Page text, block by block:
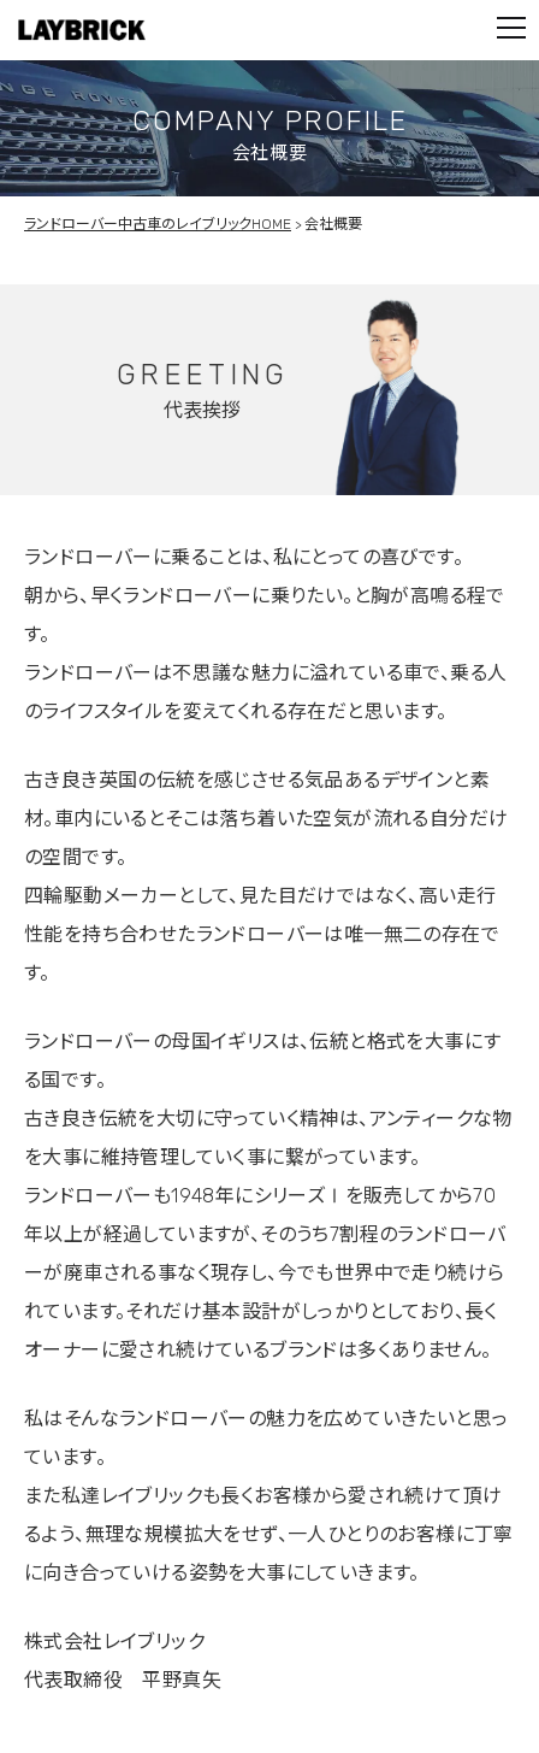
PARTS
CONTACT
PRIVACY POLICY
COMPANY PROFILE
会社概要
ランドローバー中古車のレイブリックHOME 会社概要
GREETING
代表挨拶
ランドローバーに乗ることは、私にとっての喜びです。
朝から、早くランドローバーに乗りたい。と胸が高鳴る程で
す。
ランドローバーは不思議な魅力に溢れている車で、乗る人
のライフスタイルを変えてくれる存在だと思います。
古き良き英国の伝統を感じさせる気品あるデザインと素
材。車内にいるとそこは落ち着いた空気が流れる自分だけ
の空間です。
四輪駆動メーカーとして、見た目だけではなく、高い走行
性能を持ち合わせたランドローバーは唯一無二の存在で
す。
ランドローバーの母国イギリスは、伝統と格式を大事にす
る国です。
古き良き伝統を大切に守っていく精神は、アンティークな物
を大事に維持管理していく事に繋がっています。
ランドローバーも1948年にシリーズⅠを販売してから70
年以上が経過していますが、そのうち7割程のランドローバ
ーが廃車される事なく現存し、今でも世界中で走り続けら
れています。それだけ基本設計がしっかりとしており、長く
オーナーに愛され続けているブランドは多くありません。
私はそんなランドローバーの魅力を広めていきたいと思っ
ています。
また私達レイブリックも長くお客様から愛され続けて頂け
るよう、無理な規模拡大をせず、一人ひとりのお客様に丁寧
に向き合っていける姿勢を大事にしていきます。
株式会社レイブリック
代表取締役 平野真矢